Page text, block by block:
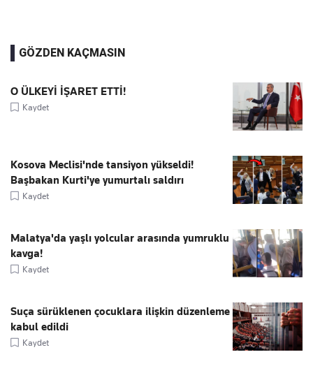
GÖZDEN KAÇMASIN
O ÜLKEYİ İŞARET ETTİ!
Kaydet
Kosova Meclisi'nde tansiyon yükseldi!
Başbakan Kurti'ye yumurtalı saldırı
Kaydet
Malatya'da yaşlı yolcular arasında yumruklu
kavga!
Kaydet
Suça sürüklenen çocuklara ilişkin düzenleme
kabul edildi
Kaydet